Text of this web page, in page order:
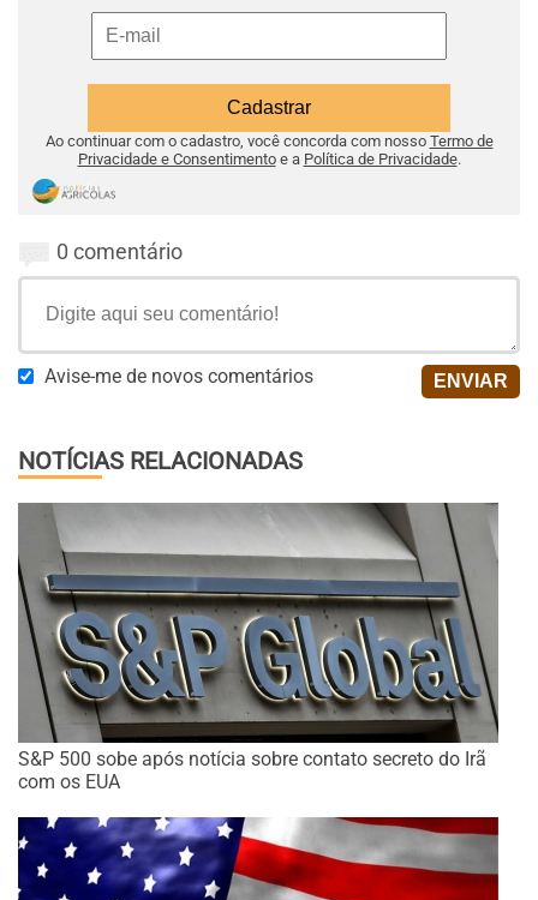
Ao continuar com o cadastro, você concorda com nosso Termo de
Privacidade e Consentimentoe a Política de Privacidade.
0 comentário
Avise-me de novos comentários
NOTÍCIAS RELACIONADAS
S&P 500 sobe após notícia sobre contato secreto do Irã
com os EUA